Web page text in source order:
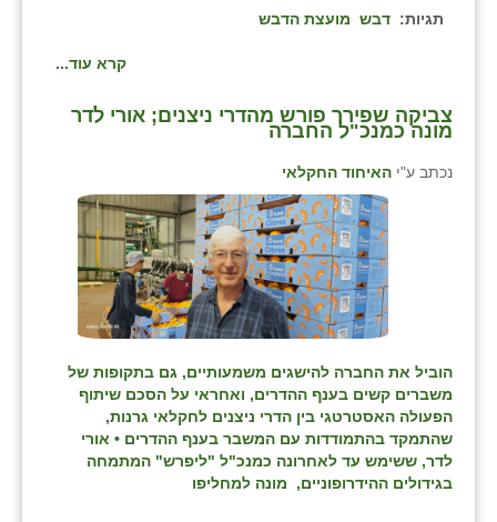
תגיות: דבש מועצת הדבש
קרא עוד...
צביקה שפירר פורש מהדרי ניצנים; אורי לדר
מונה כמנכ"ל החברה
נכתב ע"י האיחוד החקלאי
הוביל את החברה להישגים משמעותיים, גם בתקופות של
משברים קשים בענף ההדרים, ואחראי על הסכם שיתוף
הפעולה האסטרטגי בין הדרי ניצנים לחקלאי גרנות,
שהתמקד בהתמודדות עם המשבר בענף ההדרים • אורי
לדר, ששימש עד לאחרונה כמנכ"ל "ליפרש" המתמחה
בגידולים ההידרופוניים, מונה למחליפו